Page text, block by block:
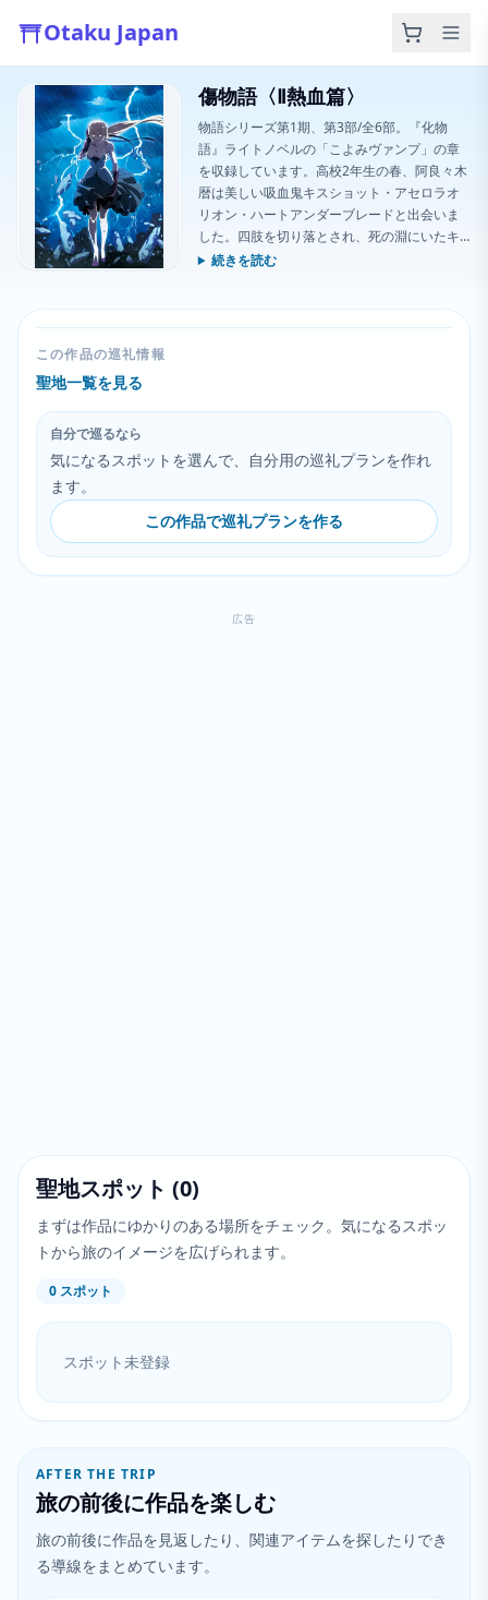
Otaku Japan
傷物語〈Ⅱ熱血篇〉
物語シリーズ第1期、第3部/全6部。『化物
語』ライトノベルの「こよみヴァンプ」の章
を収録しています。高校2年生の春、阿良々木
暦は美しい吸血鬼キスショット・アセロラオ
リオン・ハートアンダーブレードと出会いま
した。四肢を切り落とされ、死の淵にいたキ
スショットを暦は救いますが、その代償とし
のすべての四肢を取り戻さねばならない」と
続きを読む
この作品の巡礼情報
聖地一覧を見る
自分で巡るなら
気になるスポットを選んで、自分用の巡礼プランを作れ
ます。
この作品で巡礼プランを作る
広告
聖地スポット (0)
まずは作品にゆかりのある場所をチェック。気になるスポッ
トから旅のイメージを広げられます。
0 スポット
スポット未登録
AFTER THE TRIP
旅の前後に作品を楽しむ
旅の前後に作品を見返したり、関連アイテムを探したりでき
る導線をまとめています。